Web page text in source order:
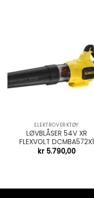
ELEKTROVERKTØY
LØVBLÅSER 54V XR
FLEXVOLT DCMBA572X1
kr 5.790,00